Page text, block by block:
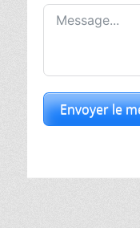
Envoyer le